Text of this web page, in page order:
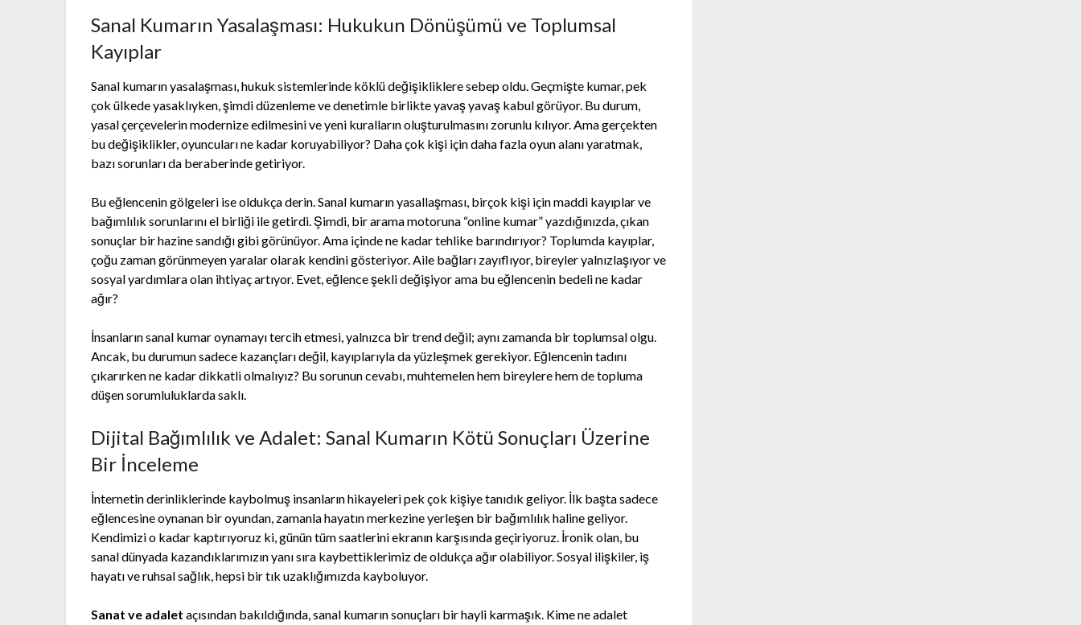
Sanal Kumarın Yasalaşması: Hukukun Dönüşümü ve Toplumsal
Kayıplar
Sanal kumarın yasalaşması, hukuk sistemlerinde köklü değişikliklere sebep oldu. Geçmişte kumar, pek
çok ülkede yasaklıyken, şimdi düzenleme ve denetimle birlikte yavaş yavaş kabul görüyor. Bu durum,
yasal çerçevelerin modernize edilmesini ve yeni kuralların oluşturulmasını zorunlu kılıyor. Ama gerçekten
bu değişiklikler, oyuncuları ne kadar koruyabiliyor? Daha çok kişi için daha fazla oyun alanı yaratmak,
bazı sorunları da beraberinde getiriyor.
Bu eğlencenin gölgeleri ise oldukça derin. Sanal kumarın yasallaşması, birçok kişi için maddi kayıplar ve
bağımlılık sorunlarını el birliği ile getirdi. Şimdi, bir arama motoruna “online kumar” yazdığınızda, çıkan
sonuçlar bir hazine sandığı gibi görünüyor. Ama içinde ne kadar tehlike barındırıyor? Toplumda kayıplar,
çoğu zaman görünmeyen yaralar olarak kendini gösteriyor. Aile bağları zayıflıyor, bireyler yalnızlaşıyor ve
sosyal yardımlara olan ihtiyaç artıyor. Evet, eğlence şekli değişiyor ama bu eğlencenin bedeli ne kadar
ağır?
İnsanların sanal kumar oynamayı tercih etmesi, yalnızca bir trend değil; aynı zamanda bir toplumsal olgu.
Ancak, bu durumun sadece kazançları değil, kayıplarıyla da yüzleşmek gerekiyor. Eğlencenin tadını
çıkarırken ne kadar dikkatli olmalıyız? Bu sorunun cevabı, muhtemelen hem bireylere hem de topluma
düşen sorumluluklarda saklı.
Dijital Bağımlılık ve Adalet: Sanal Kumarın Kötü Sonuçları Üzerine
Bir İnceleme
İnternetin derinliklerinde kaybolmuş insanların hikayeleri pek çok kişiye tanıdık geliyor. İlk başta sadece
eğlencesine oynanan bir oyundan, zamanla hayatın merkezine yerleşen bir bağımlılık haline geliyor.
Kendimizi o kadar kaptırıyoruz ki, günün tüm saatlerini ekranın karşısında geçiriyoruz. İronik olan, bu
sanal dünyada kazandıklarımızın yanı sıra kaybettiklerimiz de oldukça ağır olabiliyor. Sosyal ilişkiler, iş
hayatı ve ruhsal sağlık, hepsi bir tık uzaklığımızda kayboluyor.
Sanat ve adalet açısından bakıldığında, sanal kumarın sonuçları bir hayli karmaşık. Kime ne adalet